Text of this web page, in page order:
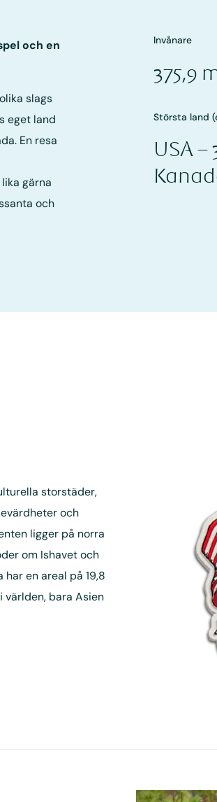
och en
slags
eget land
En resa
gärna
och
Invånare
375,9
Största land
USA –
storstäder,
och
ligger på norra
om Ishavet och
en areal på 19,8
världen, bara Asien